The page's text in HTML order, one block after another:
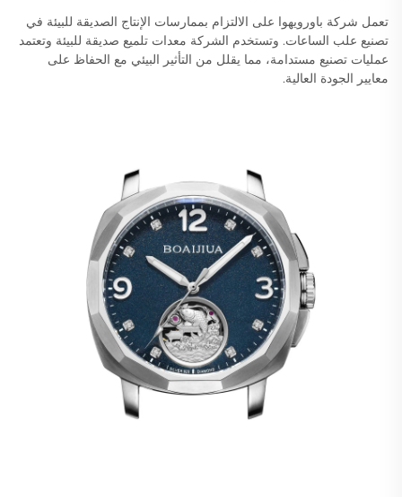
تعمل شركة باورويهوا على الالتزام بممارسات الإنتاج الصديقة للبيئة في
تصنيع علب الساعات. وتستخدم الشركة معدات تلميع صديقة للبيئة وتعتمد
عمليات تصنيع مستدامة، مما يقلل من التأثير البيئي مع الحفاظ على
معايير الجودة العالية.